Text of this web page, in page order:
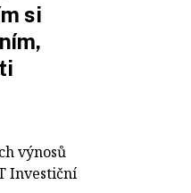
si
výnosů
Investiční